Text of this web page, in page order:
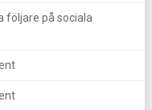
följare på sociala